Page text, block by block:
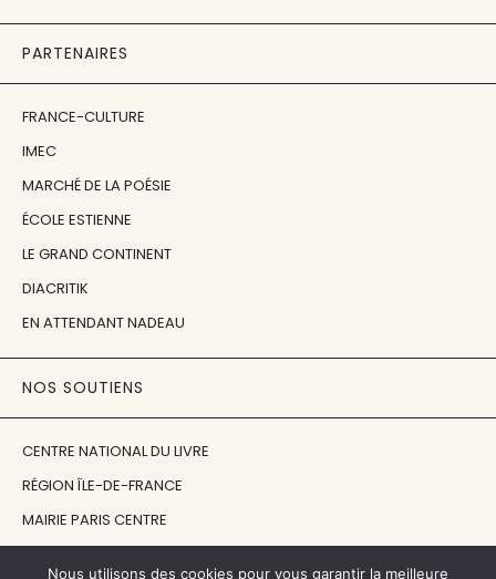
PARTENAIRES
FRANCE-CULTURE
IMEC
MARCHÉ DE LA POÉSIE
ÉCOLE ESTIENNE
LE GRAND CONTINENT
DIACRITIK
EN ATTENDANT NADEAU
NOS SOUTIENS
CENTRE NATIONAL DU LIVRE
RÉGION ÎLE-DE-FRANCE
MAIRIE PARIS CENTRE
Nous utilisons des cookies pour vous garantir la meilleure